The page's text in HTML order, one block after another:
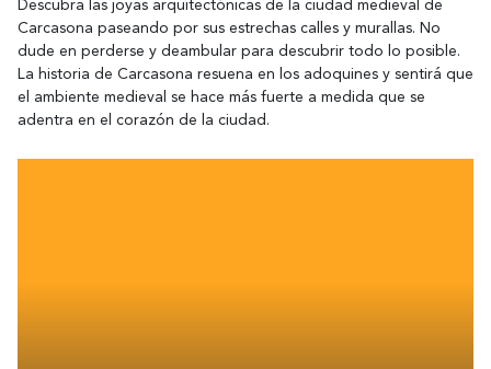
Descubra las joyas arquitectónicas de la ciudad medieval de
Carcasona paseando por sus estrechas calles y murallas. No
dude en perderse y deambular para descubrir todo lo posible.
La historia de Carcasona resuena en los adoquines y sentirá que
el ambiente medieval se hace más fuerte a medida que se
adentra en el corazón de la ciudad.